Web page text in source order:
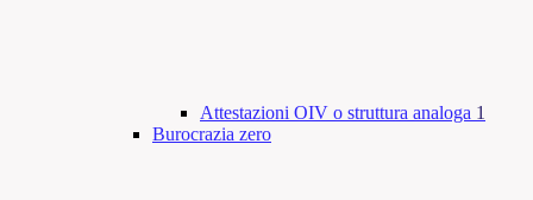
Attestazioni OIV o struttura analoga 1
Burocrazia zero